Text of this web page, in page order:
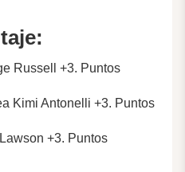
Russell +3. Puntos
Kimi Antonelli +3. Puntos
+3. Puntos